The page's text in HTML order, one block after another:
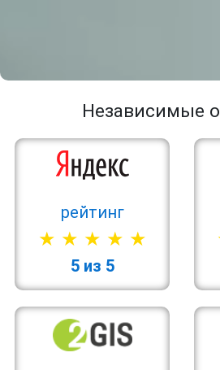
Независимые
рейтинг
5 из 5